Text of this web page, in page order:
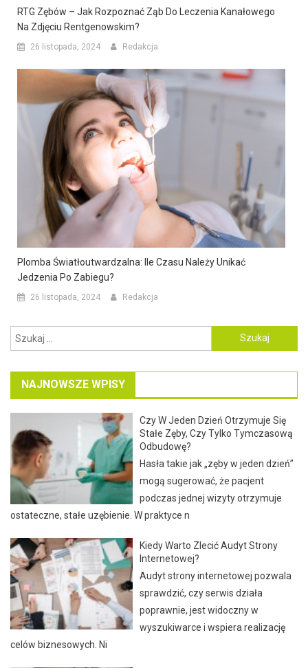
RTG Zębów – Jak Rozpoznać Ząb Do Leczenia Kanałowego
Na Zdjęciu Rentgenowskim?
26 listopada, 2024 Redakcja
Plomba Światłoutwardzalna: Ile Czasu Należy Unikać
Jedzenia Po Zabiegu?
26 listopada, 2024 Redakcja
Szukaj:
NAJNOWSZE WPISY
Czy W Jeden Dzień Otrzymuje Się
Stałe Zęby, Czy Tylko Tymczasową
Odbudowę?
Hasła takie jak „zęby w jeden dzień”
mogą sugerować, że pacjent
podczas jednej wizyty otrzymuje
ostateczne, stałe uzębienie. W praktyce n
Kiedy Warto Zlecić Audyt Strony
Internetowej?
Audyt strony internetowej pozwala
sprawdzić, czy serwis działa
poprawnie, jest widoczny w
wyszukiwarce i wspiera realizację
celów biznesowych. Ni